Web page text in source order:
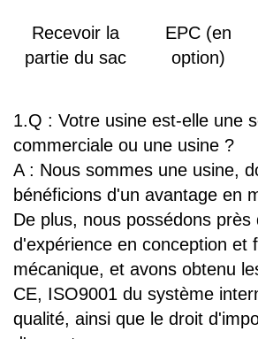
Recevoir la
partie du sac
EPC (en
option)
1.Q : Votre usine est-elle une
commerciale ou une usine ?
A : Nous sommes une usine,
bénéficions d'un avantage en
De plus, nous possédons près
d'expérience en conception et
mécanique, et avons obtenu
CE, ISO9001 du système
qualité, ainsi que le droit